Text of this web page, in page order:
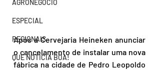
AGRONEGÓCIO
ESPECIAL
REGIONAIS
QUE NOTÍCIA BOA!
Após a Cervejaria Heineken anunciar
o cancelamento de instalar uma nova
fábrica na cidade de Pedro Leopoldo